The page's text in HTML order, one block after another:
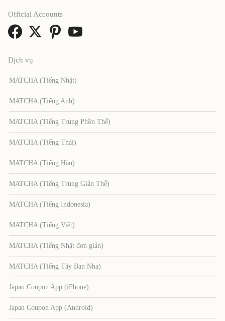
Dịch vụ
MATCHA (Tiếng Nhật)
MATCHA (Tiếng Anh)
MATCHA (Tiếng Trung Phồn Thể)
MATCHA (Tiếng Thái)
MATCHA (Tiếng Hàn)
MATCHA (Tiếng Trung Giản Thể)
MATCHA (Tiếng Indonesia)
MATCHA (Tiếng Việt)
MATCHA (Tiếng Nhật đơn giản)
MATCHA (Tiếng Tây Ban Nha)
Japan Coupon App (iPhone)
Japan Coupon App (Android)
Official Accounts